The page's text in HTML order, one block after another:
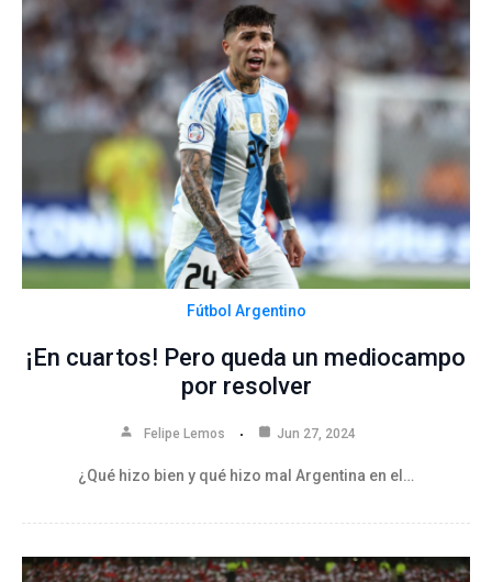
Fútbol Argentino
¡En cuartos! Pero queda un mediocampo
por resolver
Felipe Lemos Jun 27, 2024
¿Qué hizo bien y qué hizo mal Argentina en el…